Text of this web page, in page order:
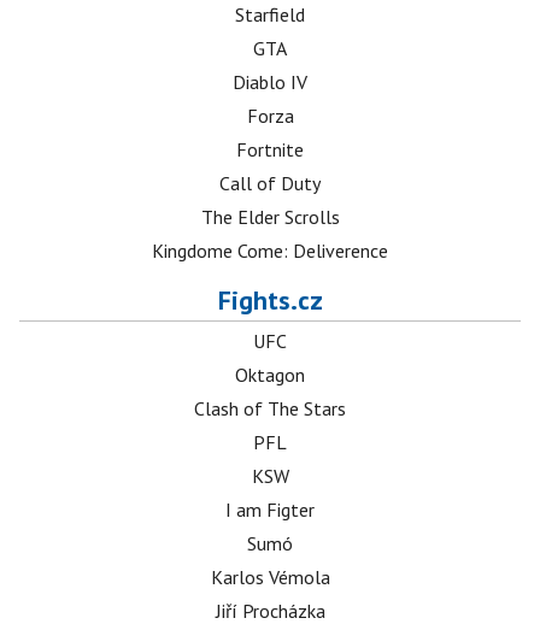
Starfield
GTA
Diablo IV
Forza
Fortnite
Call of Duty
The Elder Scrolls
Kingdome Come: Deliverence
Fights.cz
UFC
Oktagon
Clash of The Stars
PFL
KSW
I am Figter
Sumó
Karlos Vémola
Jiří Procházka